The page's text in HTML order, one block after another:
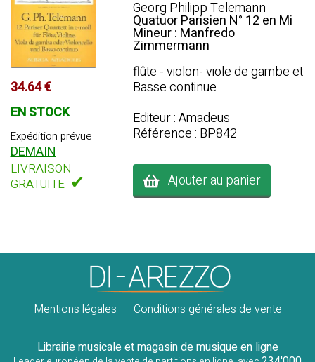
34.64 €
EN STOCK
Expédition prévue
DEMAIN
LIVRAISON
GRATUITE ✔
Georg Philipp Telemann
Quatuor Parisien N° 12 en Mi
Mineur : Manfredo
Zimmermann
flûte - violon- viole de gambe et
Basse continue
Editeur : Amadeus
Référence : BP842
Ajouter au panier
Mentions légales Conditions générales de vente
Librairie musicale et magasin de musique en ligne